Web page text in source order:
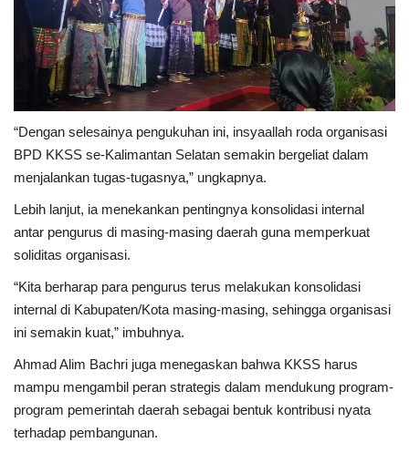
“Dengan selesainya pengukuhan ini, insyaallah roda organisasi
BPD KKSS se-Kalimantan Selatan semakin bergeliat dalam
menjalankan tugas-tugasnya,” ungkapnya.
Lebih lanjut, ia menekankan pentingnya konsolidasi internal
antar pengurus di masing-masing daerah guna memperkuat
soliditas organisasi.
“Kita berharap para pengurus terus melakukan konsolidasi
internal di Kabupaten/Kota masing-masing, sehingga organisasi
ini semakin kuat,” imbuhnya.
Ahmad Alim Bachri juga menegaskan bahwa KKSS harus
mampu mengambil peran strategis dalam mendukung program-
program pemerintah daerah sebagai bentuk kontribusi nyata
terhadap pembangunan.